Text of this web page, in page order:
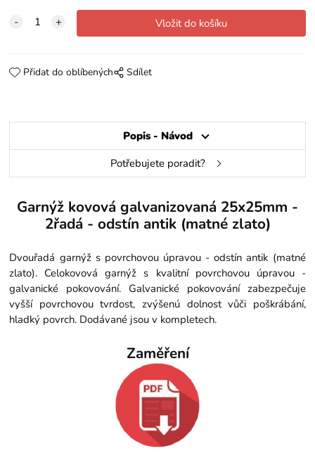
Přidat do oblíbených Sdílet
Popis - Návod
Potřebujete poradit?
Garnýž kovová galvanizovaná 25x25mm -
2řadá - odstín antik (matné zlato)
Dvouřadá garnýž s povrchovou úpravou - odstín antik (matné
zlato). Celokovová garnýž s kvalitní povrchovou úpravou -
galvanické pokovování. Galvanické pokovování zabezpečuje
vyšší povrchovou tvrdost, zvýšenú dolnost vůči poškrábání,
hladký povrch. Dodávané jsou v kompletech.
Zaměření